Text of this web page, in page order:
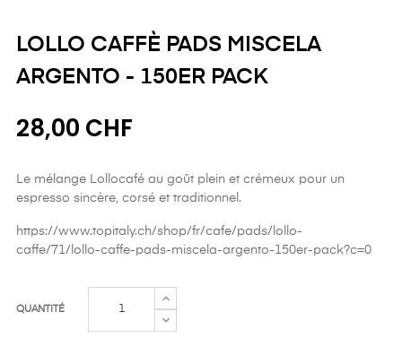
LOLLO CAFFÈ PADS MISCELA
ARGENTO - 150ER PACK
28,00 CHF
Le mélange Lollocafé au goût plein et crémeux pour un
espresso sincère, corsé et traditionnel.
https://www.topitaly.ch/shop/fr/cafe/pads/lollo-
caffe/71/lollo-caffe-pads-miscela-argento-150er-pack?c=0
QUANTITÉ